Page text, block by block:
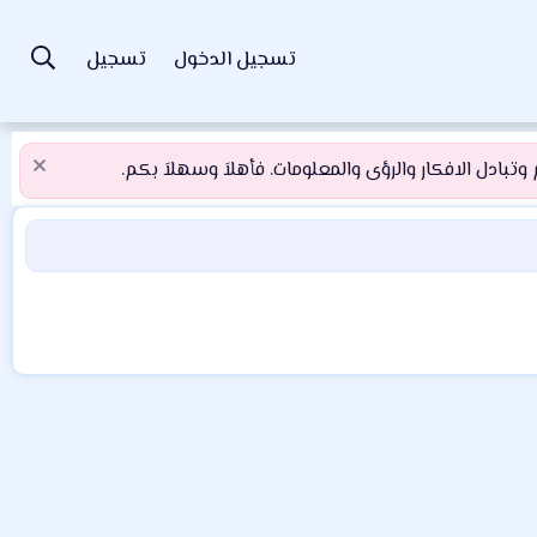
تسجيل الدخول تسجيل
الافكار والرؤى والمعلومات. فأهلاَ وسهلاَ بكم.